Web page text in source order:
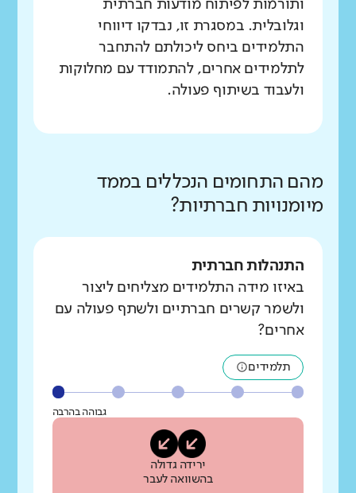
ותורמות לפיתוח מודעות חברתית
וגלובלית. במסגרת זו, נבדקו דיווחי
התלמידים ביחס ליכולתם להתחבר
לתלמידים אחרים, להתמודד עם מחלוקות
ולעבוד בשיתוף פעולה.
מהם התחומים הנכללים בממד
מיומנויות חברתיות?
התנהלות חברתית
באיזו מידה התלמידים מצליחים ליצור
ולשמר קשרים חברתיים ולשתף פעולה עם
אחרים?
תלמידים
גבוהה בהרבה
ירידה גדולה
בהשוואה לעבר